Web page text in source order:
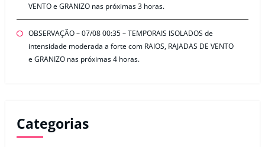
VENTO e GRANIZO nas próximas 3 horas.
OBSERVAÇÃO – 07/08 00:35 – TEMPORAIS ISOLADOS de
intensidade moderada a forte com RAIOS, RAJADAS DE VENTO
e GRANIZO nas próximas 4 horas.
Categorias